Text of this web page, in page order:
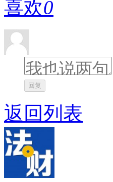
喜欢0
回复
返回列表